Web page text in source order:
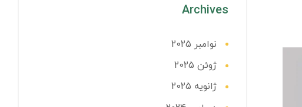
Archives
نوامبر 2025
ژوئن 2025
ژانویه 2025